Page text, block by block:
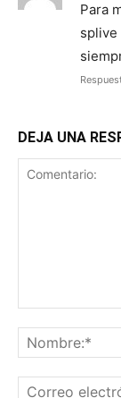
Para
splive
DEJA UNA